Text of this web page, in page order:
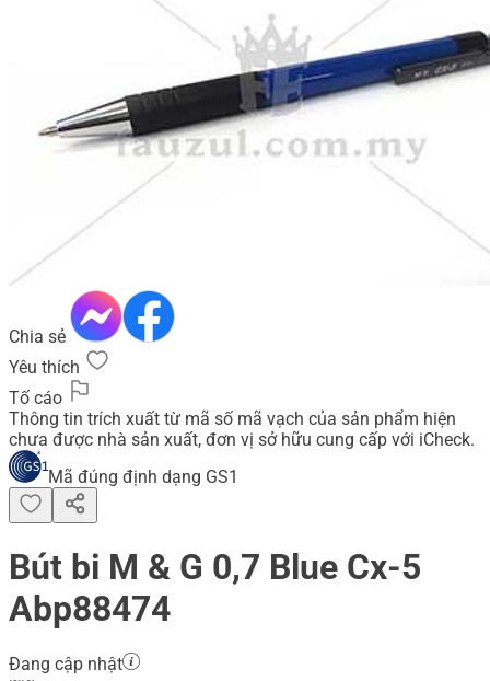
Chia sẻ
Yêu thích
Tố cáo
Thông tin trích xuất từ mã số mã vạch của sản phẩm hiện
chưa được nhà sản xuất, đơn vị sở hữu cung cấp với iCheck.
Mã đúng định dạng GS1
Bút bi M & G 0,7 Blue Cx-5
Abp88474
Đang cập nhật